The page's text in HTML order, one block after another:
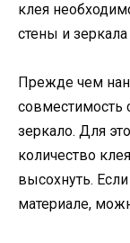
клея
стены и
Прежде чем
совместимость
зеркало. Для
количество
высохнуть.
материале,